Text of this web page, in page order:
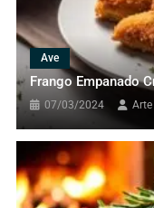
30/03/2024
Massa
Receita
Ave
Frango Empanado
07/03/2024 Arte